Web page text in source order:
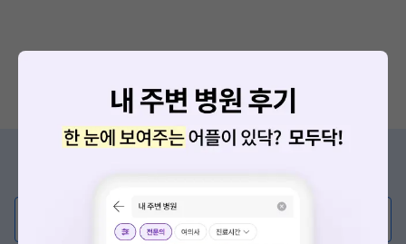
💬 무엇이든 물어보세요